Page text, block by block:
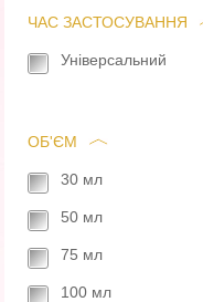
ЧАС ЗАСТОСУВАННЯ
Універсальний
ОБ'ЄМ
30 мл
50 мл
75 мл
100 мл